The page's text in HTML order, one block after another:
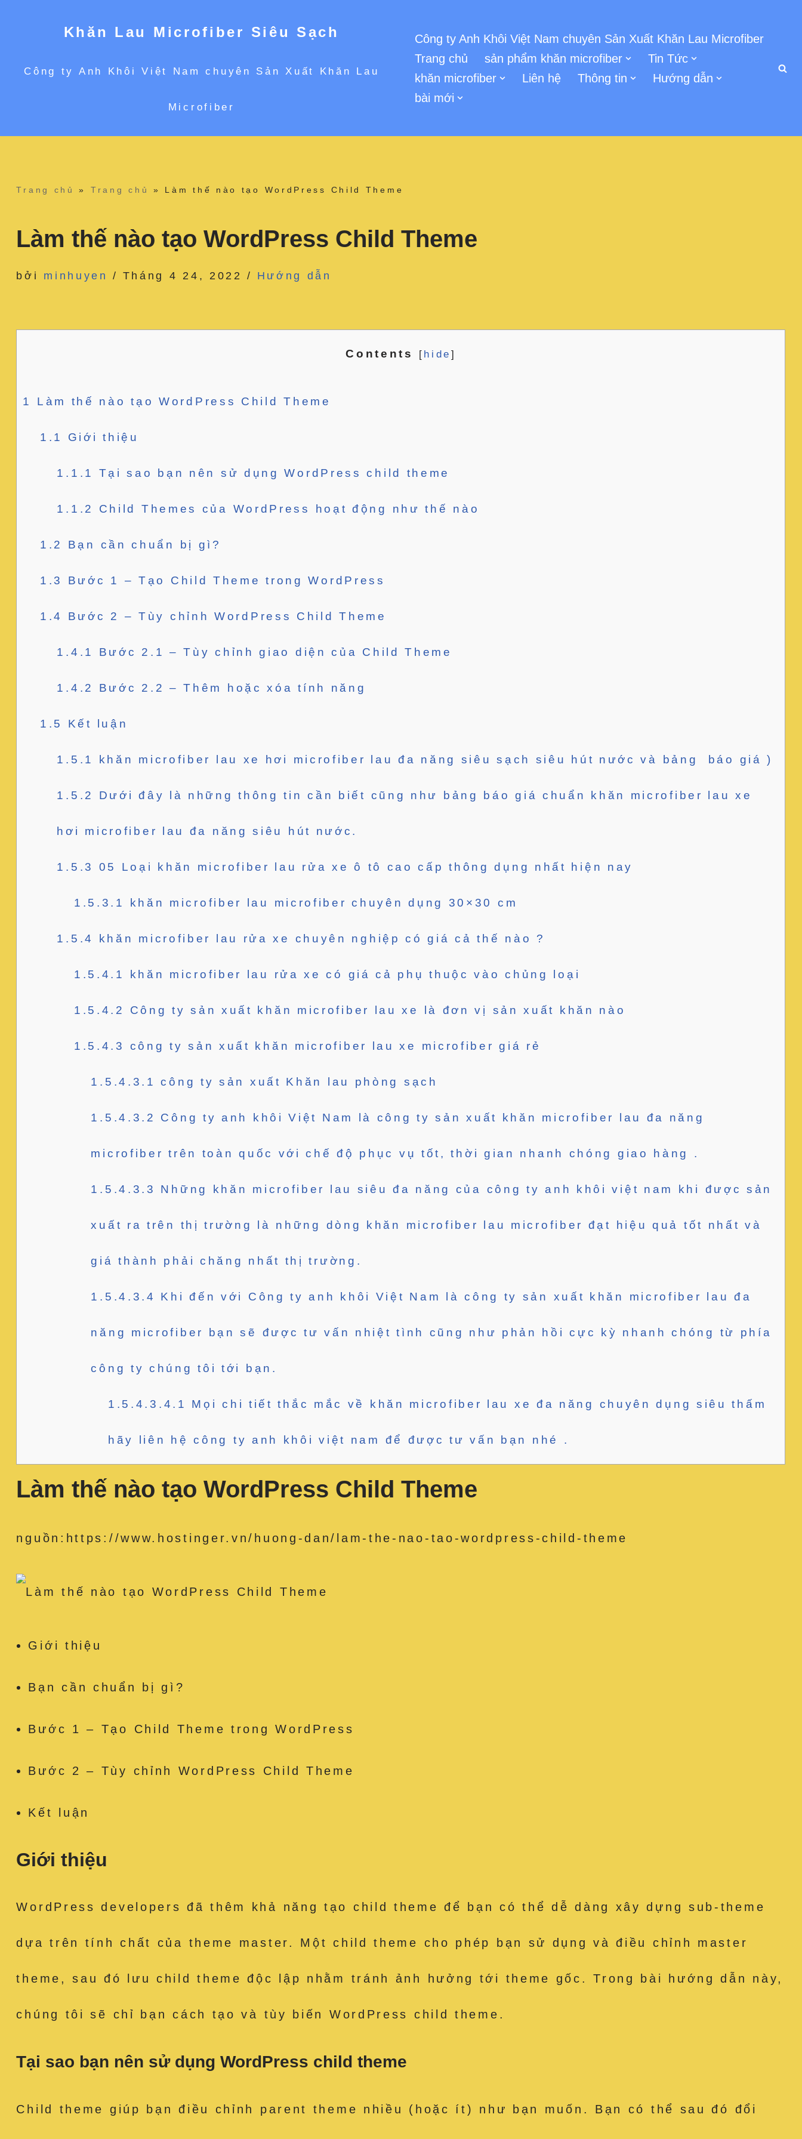
tới
Khăn Lau Microfiber Siêu Sạch
Công ty Anh Khôi Việt Nam chuyên Sản Xuất Khăn Lau
Microfiber
Công ty Anh Khôi Việt Nam chuyên Sản Xuất Khăn Lau Microfiber
Trang chủ
sản phẩm khăn microfiber
Tin Tức
khăn microfiber
Liên hệ Thông tin
Hướng dẫn
bài mới
Trang chủ » Trang chủ » Làm thế nào tạo WordPress Child Theme
Làm thế nào tạo WordPress Child Theme
bởi minhuyen Tháng 4 24, 2022 Hướng dẫn
Contents [ hide]
1 Làm thế nào tạo WordPress Child Theme
1.1 Giới thiệu
1.1.1 Tại sao bạn nên sử dụng WordPress child theme
1.1.2 Child Themes của WordPress hoạt động như thế nào
1.2 Bạn cần chuẩn bị gì?
1.3 Bước 1 – Tạo Child Theme trong WordPress
1.4 Bước 2 – Tùy chỉnh WordPress Child Theme
1.4.1 Bước 2.1 – Tùy chỉnh giao diện của Child Theme
1.4.2 Bước 2.2 – Thêm hoặc xóa tính năng
1.5 Kết luận
1.5.1 khăn microfiber lau xe hơi microfiber lau đa năng siêu sạch siêu hút nước và bảng báo giá )
1.5.2 Dưới đây là những thông tin cần biết cũng như bảng báo giá chuẩn khăn microfiber lau xe
hơi microfiber lau đa năng siêu hút nước.
1.5.3 05 Loại khăn microfiber lau rửa xe ô tô cao cấp thông dụng nhất hiện nay
1.5.3.1 khăn microfiber lau microfiber chuyên dụng 30×30 cm
1.5.4 khăn microfiber lau rửa xe chuyên nghiệp có giá cả thế nào ?
1.5.4.1 khăn microfiber lau rửa xe có giá cả phụ thuộc vào chủng loại
1.5.4.2 Công ty sản xuất khăn microfiber lau xe là đơn vị sản xuất khăn nào
1.5.4.3 công ty sản xuất khăn microfiber lau xe microfiber giá rẻ
1.5.4.3.1 công ty sản xuất Khăn lau phòng sạch
1.5.4.3.2 Công ty anh khôi Việt Nam là công ty sản xuất khăn microfiber lau đa năng
microfiber trên toàn quốc với chế độ phục vụ tốt, thời gian nhanh chóng giao hàng .
1.5.4.3.3 Những khăn microfiber lau siêu đa năng của công ty anh khôi việt nam khi được sản
xuất ra trên thị trường là những dòng khăn microfiber lau microfiber đạt hiệu quả tốt nhất và
giá thành phải chăng nhất thị trường.
1.5.4.3.4 Khi đến với Công ty anh khôi Việt Nam là công ty sản xuất khăn microfiber lau đa
năng microfiber bạn sẽ được tư vấn nhiệt tình cũng như phản hồi cực kỳ nhanh chóng từ phía
công ty chúng tôi tới bạn.
1.5.4.3.4.1 Mọi chi tiết thắc mắc về khăn microfiber lau xe đa năng chuyên dụng siêu thấm
hãy liên hệ công ty anh khôi việt nam để được tư vấn bạn nhé .
Làm thế nào tạo WordPress Child Theme
nguồn:https://www.hostinger.vn/huong-dan/lam-the-nao-tao-wordpress-child-theme
Giới thiệu
Bạn cần chuẩn bị gì?
Bước 1 – Tạo Child Theme trong WordPress
Bước 2 – Tùy chỉnh WordPress Child Theme
Kết luận
Giới thiệu
WordPress developers đã thêm khả năng tạo child theme để bạn có thể dễ dàng xây dựng sub-theme
dựa trên tính chất của theme master. Một child theme cho phép bạn sử dụng và điều chỉnh master
theme, sau đó lưu child theme độc lập nhằm tránh ảnh hưởng tới theme gốc. Trong bài hướng dẫn này,
chúng tôi sẽ chỉ bạn cách tạo và tùy biến WordPress child theme.
Tại sao bạn nên sử dụng WordPress child theme
Child theme giúp bạn điều chỉnh parent theme nhiều (hoặc ít) như bạn muốn. Bạn có thể sau đó đổi